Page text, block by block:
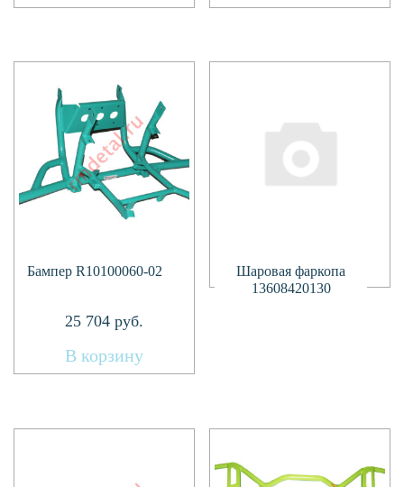
Бампер R10100060-02
25 704руб.
В корзину
Шаровая фаркопа
13608420130
Подробнее